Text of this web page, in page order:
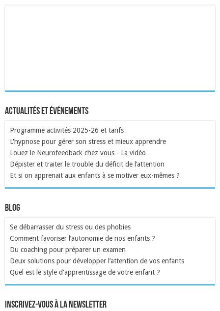
Actualités et événements
Programme activités 2025-26 et tarifs
L'hypnose pour gérer son stress et mieux apprendre
Louez le Neurofeedback chez vous - La vidéo
Dépister et traiter le trouble du déficit de l’attention
Et si on apprenait aux enfants à se motiver eux-mêmes ?
Blog
Se débarrasser du stress ou des phobies
Comment favoriser l’autonomie de nos enfants ?
Du coaching pour préparer un examen
Deux solutions pour développer l’attention de vos enfants
Quel est le style d'apprentissage de votre enfant ?
inscrivez-vous à la newsletter